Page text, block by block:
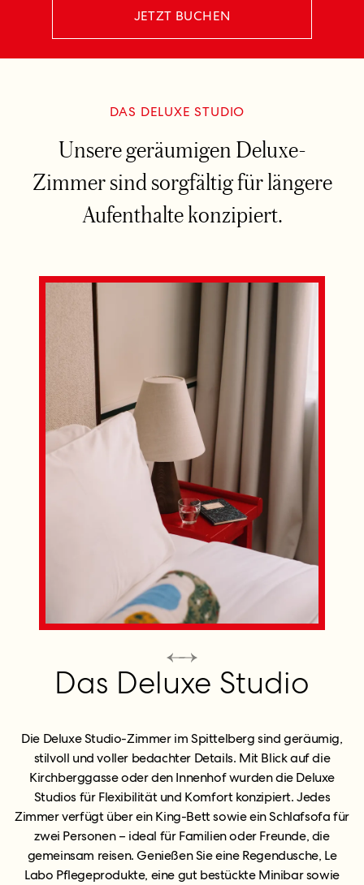
JETZT BUCHEN
DAS DELUXE STUDIO
Unsere geräumigen Deluxe-
Zimmer sind sorgfältig für längere
Aufenthalte konzipiert.
Das Deluxe Studio
Die Deluxe Studio-Zimmer im Spittelberg sind geräumig,
stilvoll und voller bedachter Details. Mit Blick auf die
Kirchberggasse oder den Innenhof wurden die Deluxe
Studios für Flexibilität und Komfort konzipiert. Jedes
Zimmer verfügt über ein King-Bett sowie ein Schlafsofa für
zwei Personen – ideal für Familien oder Freunde, die
gemeinsam reisen. Genießen Sie eine Regendusche, Le
Labo Pflegeprodukte, eine gut bestückte Minibar sowie